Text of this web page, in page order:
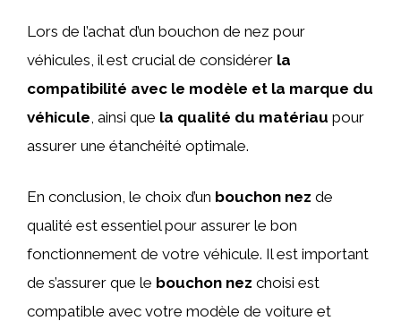
Lors de l’achat d’un bouchon de nez pour
véhicules, il est crucial de considérer la
compatibilité avec le modèle et la marque du
véhicule , ainsi que la qualité du matériau pour
assurer une étanchéité optimale.
En conclusion, le choix d’un bouchon nez de
qualité est essentiel pour assurer le bon
fonctionnement de votre véhicule. Il est important
de s’assurer que le bouchon nez choisi est
compatible avec votre modèle de voiture et